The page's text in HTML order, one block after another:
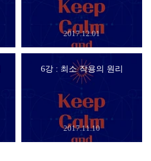
2017.12.01
6강 : 최소 작용의 원리
2017.11.10